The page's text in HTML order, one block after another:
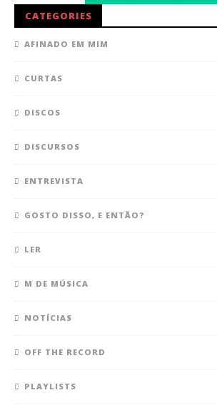
CATEGORIES
AFINADO EM MIM
CURTAS
DISCOS
DISCURSOS
ENTREVISTA
GOSTO DISSO, E ENTÃO?
LER
M DE MÚSICA
NOTÍCIAS
OFF THE RECORD
PLAYLISTS